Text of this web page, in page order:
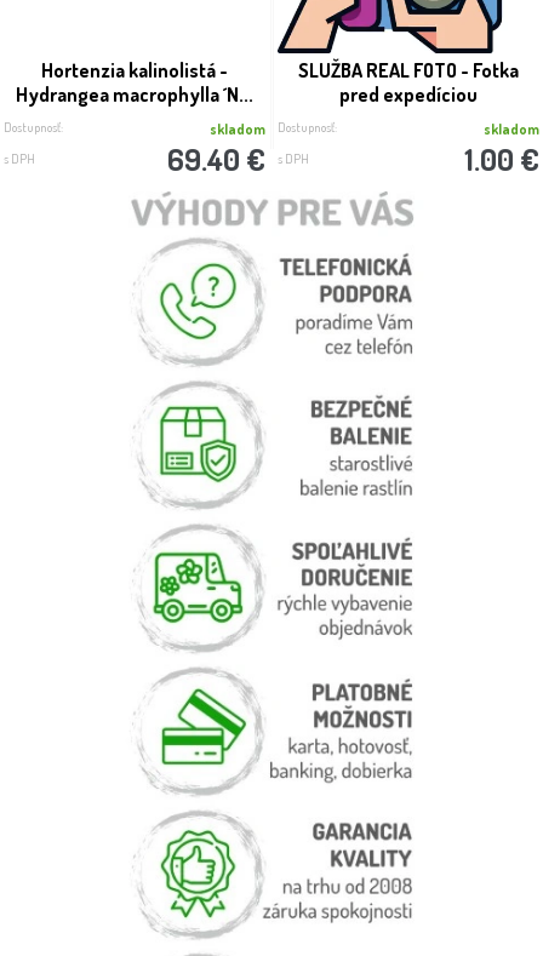
Hortenzia kalinolistá -
Hydrangea macrophylla ´N...
Dostupnosť: skladom
s DPH 69.40 €
SLUŽBA REAL FOTO - Fotka
pred expedíciou
Dostupnosť: skladom
s DPH 1.00 €